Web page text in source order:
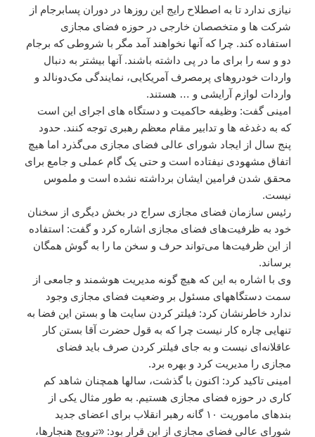
نیازی ندارد تا به اصطلاح رایج این روزها در دوران پسابرجام از
شرکت ها و متخصصان خارجی در حوزه فضای مجازی
استفاده کند. چرا که آنها نخواهند آمد مگر با شروطی که برجام
دو و سه را برای ما در پی داشته باشند. آنها بیشتر به دنبال
واردات خودروهای پرمصرف آمریکایی، نمایندگی مک‌دونالد و
واردات لوازم آرایشی و … هستند.
امینی گفت: وظیفه حاکمیت و دستگاه های اجرای این است
که به دغدغه ها و تدابیر مقام معظم رهبری توجه کنند. حدود
پنج سال از ایجاد شورای عالی فضای مجازی می‌گذرد اما هیچ
اتفاق مشهودی نیفتاده است و حتی یک گام عملی و جامع برای
محقق شدن فرامین ایشان برداشته نشده است و ملموس
نیست.
رئیس سازمان فضای مجازی سراج در بخش دیگری از سخنان
خود به ظرفیت‌های فضای مجازی اشاره کرد و گفت: استفاده
از این ظرفیت‌ها می‌تواند حرف و سخن ما را به گوش همگان
برساند.
وی با اشاره به این که هیچ گونه مدیریت هوشمند و جامعی از
سمت دستگاههای مسئول بر وضعیت فضای مجازی وجود
ندارد خاطرنشان کرد: فیلتر کردن سایت ها و بستن این فضا به
تنهایی چاره کار نیست چرا که به قول حضرت آقا بستن کار
عاقلانه‌ای نیست و به جای فیلتر کردن صرف باید فضای
مجازی را مدیریت کرد و بهره برد.
امینی تاکید کرد: اکنون با گذشت، سالها همچنان شاهد کم
کاری در حوزه فضای مجازی هستیم. به طور مثال یکی از
بندهای ماموریت ۱۰ گانه رهبر انقلاب برای اعضای جدید
شورای عالی فضای مجازی از این قرار بود: «ترویج هنجارها،